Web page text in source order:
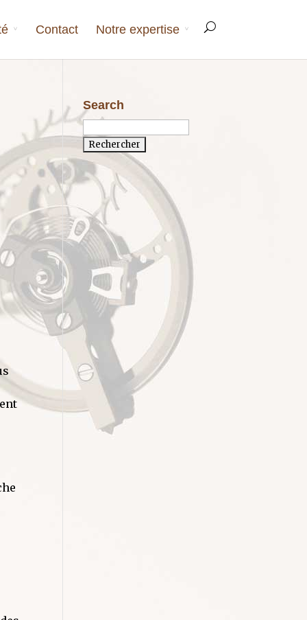
Contact Notre expertise
Search
Rechercher :